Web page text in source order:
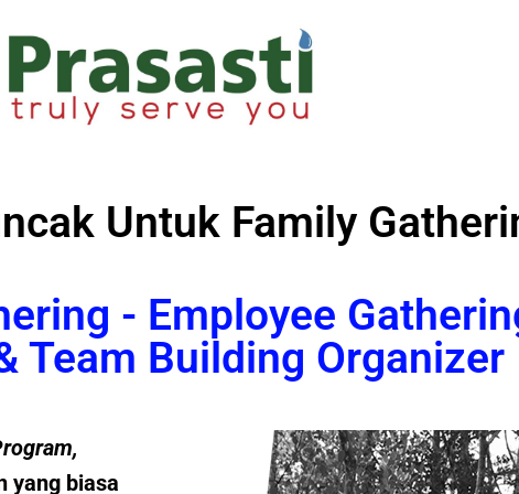
Untuk Family
- Employee
Team Building Organizer
,
yang biasa